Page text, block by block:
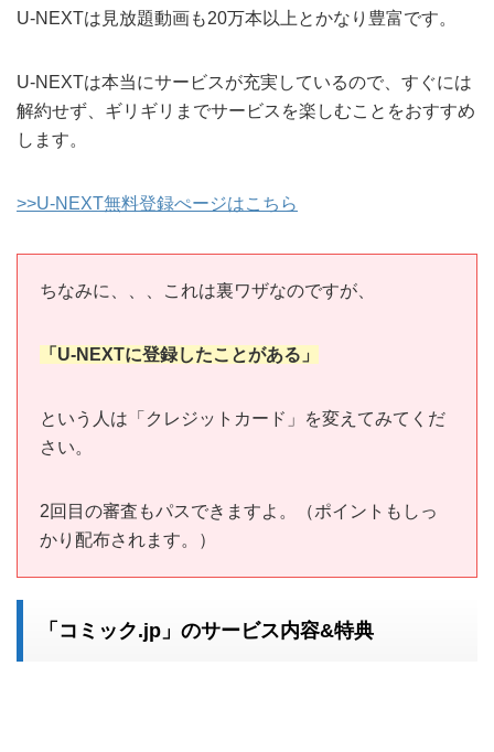
U-NEXTは見放題動画も20万本以上とかなり豊富です。
U-NEXTは本当にサービスが充実しているので、すぐには
解約せず、ギリギリまでサービスを楽しむことをおすすめ
します。
>>U-NEXT無料登録ぺージはこちら
ちなみに、、、これは裏ワザなのですが、
「U-NEXTに登録したことがある」
という人は「クレジットカード」を変えてみてくだ
さい。
2回目の審査もパスできますよ。（ポイントもしっ
かり配布されます。）
「コミック.jp」のサービス内容&特典